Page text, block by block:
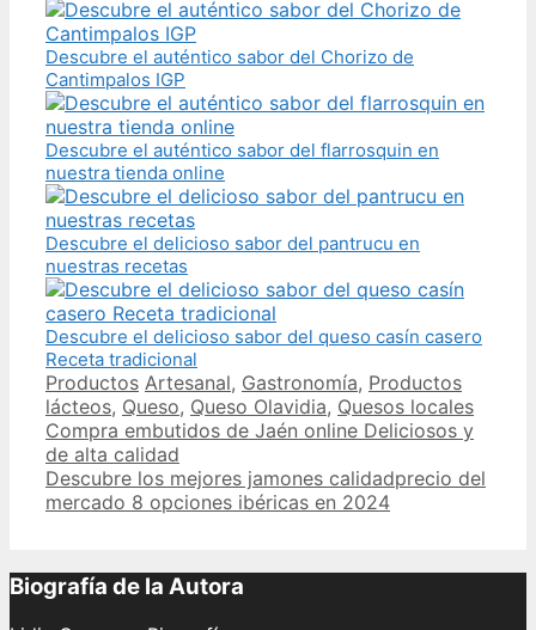
Descubre el auténtico sabor del Chorizo de
Cantimpalos IGP
Descubre el auténtico sabor del flarrosquin en
nuestra tienda online
Descubre el delicioso sabor del pantrucu en
nuestras recetas
Descubre el delicioso sabor del queso casín casero
Receta tradicional
Categories
Productos Tags
Artesanal, Gastronomía, Productos
lácteos, Queso, Queso Olavidia, Quesos locales
Post
navigation
Compra embutidos de Jaén online Deliciosos y
de alta calidad
Descubre los mejores jamones calidadprecio del
mercado 8 opciones ibéricas en 2024
Biografía de la Autora